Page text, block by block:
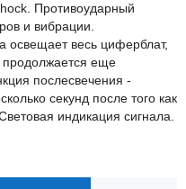
Противоударный
и вибрации.
освещает весь циферблат,
продолжается еще
послесвечения -
секунд после того как
индикация сигнала.